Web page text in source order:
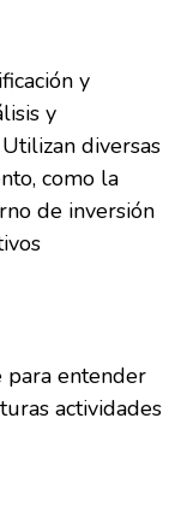
y
y
diversas
como la
de inversión
para entender
actividades